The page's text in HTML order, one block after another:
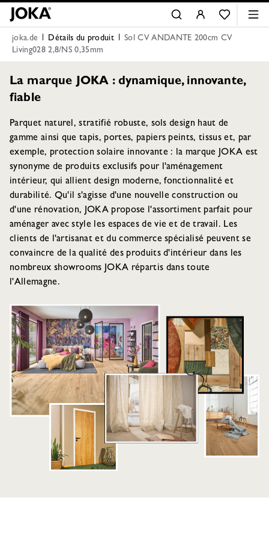
joka.de Détails du produit
Sol CV ANDANTE 200cm CV
Living028 2,8/NS 0,35mm
La marque JOKA : dynamique, innovante,
fiable
Parquet naturel, stratifié robuste, sols design haut de
gamme ainsi que tapis, portes, papiers peints, tissus et, par
exemple, protection solaire innovante : la marque JOKA est
synonyme de produits exclusifs pour l'aménagement
intérieur, qui allient design moderne, fonctionnalité et
durabilité. Qu'il s'agisse d'une nouvelle construction ou
d'une rénovation, JOKA propose l'assortiment parfait pour
aménager avec style les espaces de vie et de travail. Les
clients de l'artisanat et du commerce spécialisé peuvent se
convaincre de la qualité des produits d'intérieur dans les
nombreux showrooms JOKA répartis dans toute
l'Allemagne.